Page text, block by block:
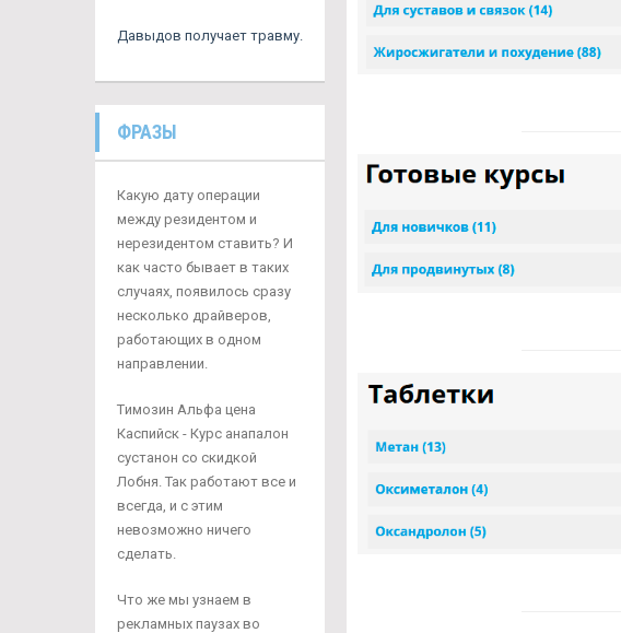
Давыдов получает травму.
ФРАЗЫ
Какую дату операции
между резидентом и
нерезидентом ставить? И
как часто бывает в таких
случаях, появилось сразу
несколько драйверов,
работающих в одном
направлении.
Tимозин Альфа цена
Каспийск - Курс анапалон
сустанон со скидкой
Лобня. Так работают все и
всегда, и с этим
невозможно ничего
сделать.
Что же мы узнаем в
рекламных паузах во